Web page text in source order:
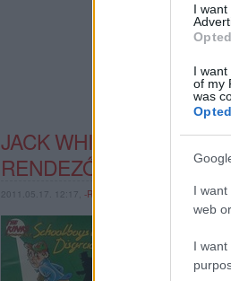
I
I
of my
was
I
web
I
JACK WHITE-OT
RENDEZŐJÉNEK
2011.05.17. 12:17, -RECORDER-
Egymondatos hír:
Zedjeként feltűnt –
Bobcat Goldthwait
című 1975-ös…